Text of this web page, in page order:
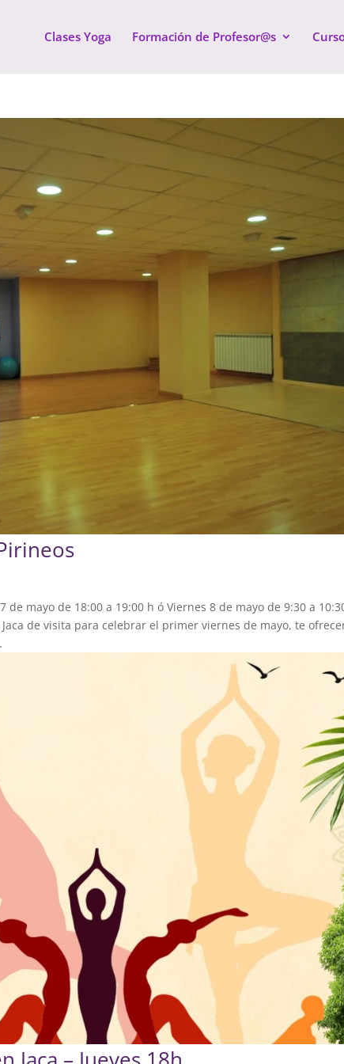
Clases Yoga Formación de Profesor@s
de mayo de 18:00 a 19:00 h ó Viernes 8 de mayo de 9:30 a
de visita para celebrar el primer viernes de mayo, te